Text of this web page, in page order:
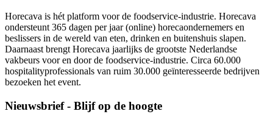
Horecava is hét platform voor de foodservice-industrie. Horecava
ondersteunt 365 dagen per jaar (online) horecaondernemers en
beslissers in de wereld van eten, drinken en buitenshuis slapen.
Daarnaast brengt Horecava jaarlijks de grootste Nederlandse
vakbeurs voor en door de foodservice-industrie. Circa 60.000
hospitalityprofessionals van ruim 30.000 geïnteresseerde bedrijven
bezoeken het event.
Nieuwsbrief - Blijf op de hoogte